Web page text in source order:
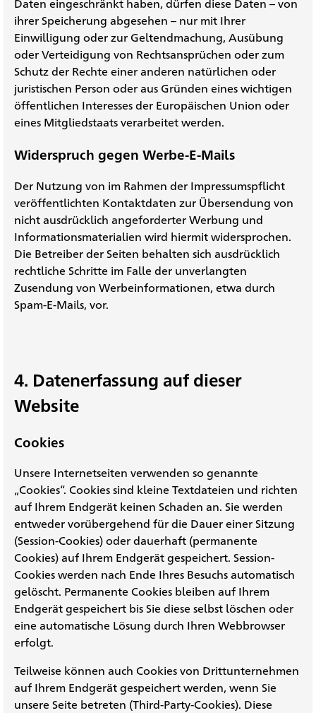
Daten eingeschränkt haben, dürfen diese Daten – von
ihrer Speicherung abgesehen – nur mit Ihrer
Einwilligung oder zur Geltendmachung, Ausübung
oder Verteidigung von Rechtsansprüchen oder zum
Schutz der Rechte einer anderen natürlichen oder
juristischen Person oder aus Gründen eines wichtigen
öffentlichen Interesses der Europäischen Union oder
eines Mitgliedstaats verarbeitet werden.
Widerspruch gegen Werbe-E-Mails
Der Nutzung von im Rahmen der Impressumspflicht
veröffentlichten Kontaktdaten zur Übersendung von
nicht ausdrücklich angeforderter Werbung und
Informationsmaterialien wird hiermit widersprochen.
Die Betreiber der Seiten behalten sich ausdrücklich
rechtliche Schritte im Falle der unverlangten
Zusendung von Werbeinformationen, etwa durch
Spam-E-Mails, vor.
4. Datenerfassung auf dieser
Website
Cookies
Unsere Internetseiten verwenden so genannte
„Cookies“. Cookies sind kleine Textdateien und richten
auf Ihrem Endgerät keinen Schaden an. Sie werden
entweder vorübergehend für die Dauer einer Sitzung
(Session-Cookies) oder dauerhaft (permanente
Cookies) auf Ihrem Endgerät gespeichert. Session-
Cookies werden nach Ende Ihres Besuchs automatisch
gelöscht. Permanente Cookies bleiben auf Ihrem
Endgerät gespeichert bis Sie diese selbst löschen oder
eine automatische Lösung durch Ihren Webbrowser
erfolgt.
Teilweise können auch Cookies von Drittunternehmen
auf Ihrem Endgerät gespeichert werden, wenn Sie
unsere Seite betreten (Third-Party-Cookies). Diese